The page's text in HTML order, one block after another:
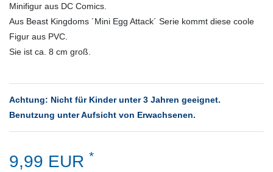
Minifigur aus DC Comics.
Aus Beast Kingdoms ´Mini Egg Attack´ Serie kommt diese coole
Figur aus PVC.
Sie ist ca. 8 cm groß.
Achtung: Nicht für Kinder unter 3 Jahren geeignet.
Benutzung unter Aufsicht von Erwachsenen.
9,99 EUR *